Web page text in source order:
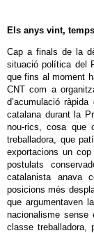
Els anys vint,
Cap a finals de la
situació política del
que fins al moment
CNT com a
d’acumulació
catalana durant la
nou-rics, cosa que
treballadora, que
exportacions un
postulats
catalanista anava
posicions més
que argumentaven
nacionalisme
classe treballadora,